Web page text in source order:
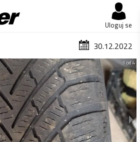
Uloguj se
30.12.2022
1 od 4